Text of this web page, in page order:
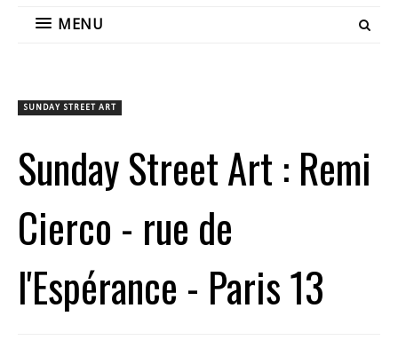
MENU
SUNDAY STREET ART
Sunday Street Art : Remi
Cierco - rue de
l'Espérance - Paris 13